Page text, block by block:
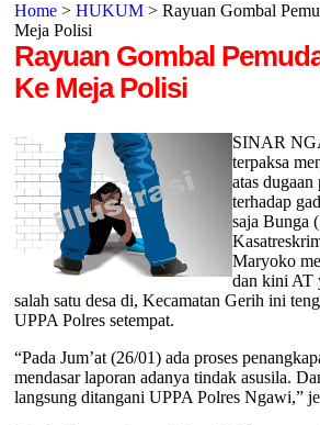
Home> HUKUM> Rayuan Gombal
Meja Polisi
Rayuan Gombal
Ke Meja Polisi
SINAR
terpaksa
atas dugaan
terhadap
saja Bunga
Maryoko
dan kini AT
salah satu desa di, Kecamatan Gerih ini
UPPA Polres setempat.
“Pada Jum’at (26/01) ada proses
mendasar laporan adanya tindak asusila.
langsung ditangani UPPA Polres Ngawi,”